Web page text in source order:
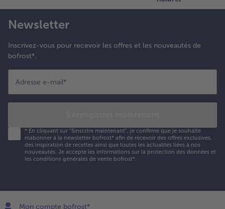
Newsletter
Inscrivez-vous pour recevoir les offres et les nouveautés de
bofrost*.
Adresse e-mail*
* En cliquant sur "Sinscrire maintenant", je confirme que je souhaite
mabonner à la newsletter bofrost* afin de recevoir des offres exclusives,
des inspiration de recettes ainsi que toutes les actualités liées à nos
nouveautés. Je accepte les informations sur la protection des données et
les conditions générales de vente bofrost*.
Mon compte bofrost*